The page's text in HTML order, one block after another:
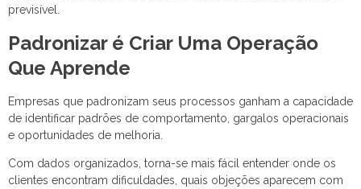
previsível.
Padronizar é Criar Uma Operação
Que Aprende
Empresas que padronizam seus processos ganham a capacidade
de identificar padrões de comportamento, gargalos operacionais
e oportunidades de melhoria.
Com dados organizados, torna-se mais fácil entender onde os
clientes encontram dificuldades, quais objeções aparecem com